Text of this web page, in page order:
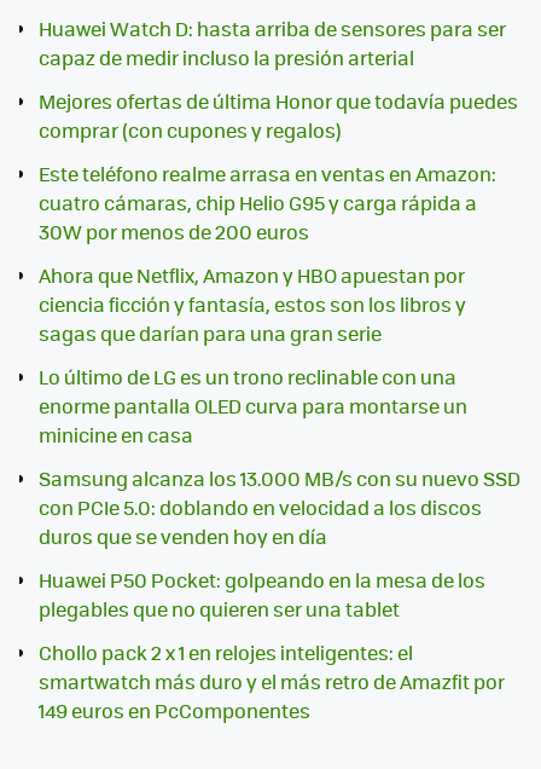
Huawei Watch D: hasta arriba de sensores para ser
capaz de medir incluso la presión arterial
Mejores ofertas de última Honor que todavía puedes
comprar (con cupones y regalos)
Este teléfono realme arrasa en ventas en Amazon:
cuatro cámaras, chip Helio G95 y carga rápida a
30W por menos de 200 euros
Ahora que Netflix, Amazon y HBO apuestan por
ciencia ficción y fantasía, estos son los libros y
sagas que darían para una gran serie
Lo último de LG es un trono reclinable con una
enorme pantalla OLED curva para montarse un
minicine en casa
Samsung alcanza los 13.000 MB/s con su nuevo SSD
con PCIe 5.0: doblando en velocidad a los discos
duros que se venden hoy en día
Huawei P50 Pocket: golpeando en la mesa de los
plegables que no quieren ser una tablet
Chollo pack 2 x 1 en relojes inteligentes: el
smartwatch más duro y el más retro de Amazfit por
149 euros en PcComponentes